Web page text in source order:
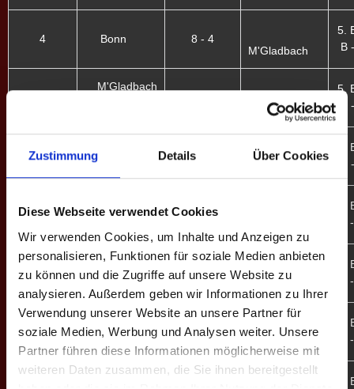
Zustimmung Details Über Cookies
Diese Webseite verwendet Cookies
Wir verwenden Cookies, um Inhalte und Anzeigen zu
personalisieren, Funktionen für soziale Medien anbieten
zu können und die Zugriffe auf unsere Website zu
analysieren. Außerdem geben wir Informationen zu Ihrer
Verwendung unserer Website an unsere Partner für
soziale Medien, Werbung und Analysen weiter. Unsere
Partner führen diese Informationen möglicherweise mit
weiteren Daten zusammen, die Sie ihnen bereitgestellt
4 Bonn
8 - 4
M'Gladbach
5.
B
M'Gladbach
Mayence VI
5.
1
1 - 11
9
3 - 13
8 Kiez III
12 - 4
7
M'Gladbach
3 - 13
Mighty
Ducks